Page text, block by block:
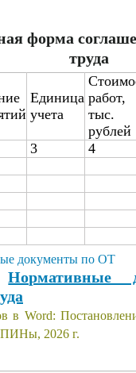
форма
труда
Единица
учета
работ,
тыс.
рублей
3 4
Нормативные
в Word:
2026 г.